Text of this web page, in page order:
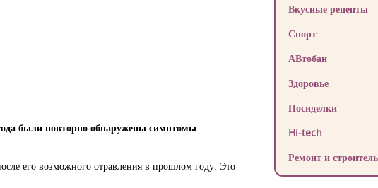
были повторно обнаружены симптомы
его возможного отравления в прошлом году. Это
Вкусные рецепты
Спорт
АВтобан
Здоровье
Посиделки
Hi-tech
Ремонт и